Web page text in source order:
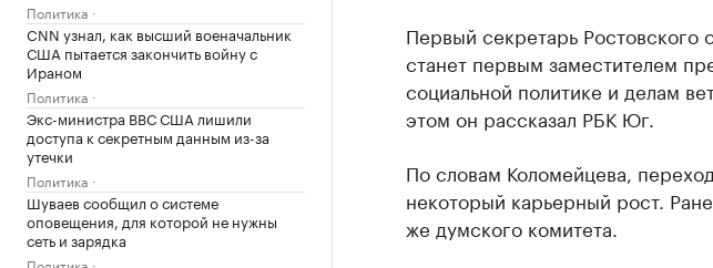
Политика
CNN узнал, как высший военачальник
США пытается закончить войну с
Ираном
Политика
Экс-министра ВВС США лишили
доступа к секретным данным из-за
утечки
Политика
Шуваев сообщил о системе
оповещения, для которой не нужны
сеть и зарядка
Первый секретарь
станет первым заместителем
социальной политике и делам
этом он рассказал РБК Юг.
По словам Коломейцева,
некоторый карьерный рост.
же думского комитета.